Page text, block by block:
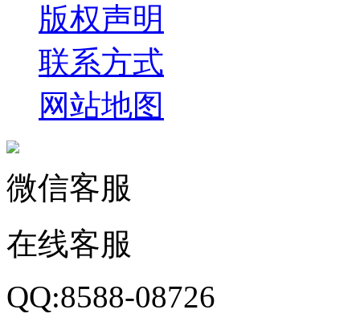
版权声明
联系方式
网站地图
微信客服
在线客服
QQ:8588-08726